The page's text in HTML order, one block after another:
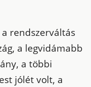
rendszerváltás
a legvidámabb
a többi
jólét volt, a